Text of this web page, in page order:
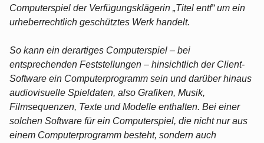
Computerspiel der Verfügungsklägerin „Titel entf“ um ein
urheberrechtlich geschütztes Werk handelt.
So kann ein derartiges Computerspiel – bei
entsprechenden Feststellungen – hinsichtlich der Client-
Software ein Computerprogramm sein und darüber hinaus
audiovisuelle Spieldaten, also Grafiken, Musik,
Filmsequenzen, Texte und Modelle enthalten. Bei einer
solchen Software für ein Computerspiel, die nicht nur aus
einem Computerprogramm besteht, sondern auch